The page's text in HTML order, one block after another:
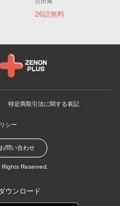
26話無料
ンプラス
特定商取引法に関する表記
シー
問い合わせ
Rights Reserved.
ウンロード